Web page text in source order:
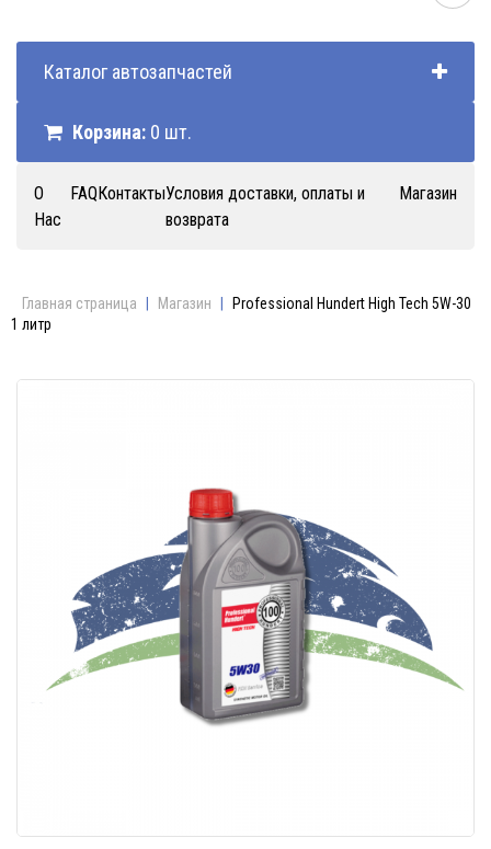
Каталог автозапчастей
Корзина: 0 шт.
О
Нас
FAQКонтактыУсловия доставки, оплаты и
возврата
Магазин
Главная страница Магазин
Professional Hundert High Tech 5W-30
1 литр